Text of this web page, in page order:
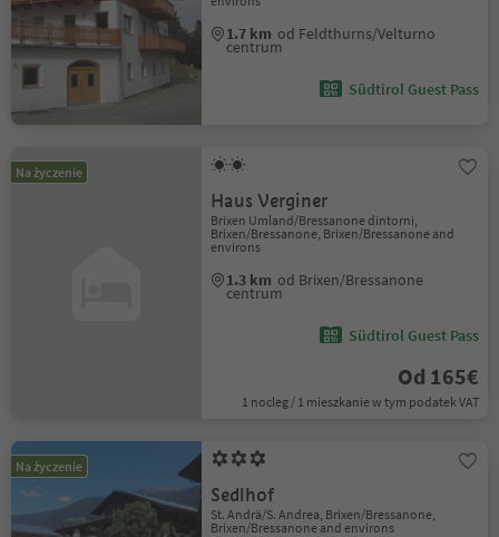
1.7 km od Feldthurns/Velturno
centrum
Südtirol Guest Pass
Na życzenie
Haus Verginer
Brixen Umland/Bressanone dintorni,
Brixen/Bressanone, Brixen/Bressanone and
environs
1.3 km od Brixen/Bressanone
centrum
Südtirol Guest Pass
Od 165€
1 nocleg / 1 mieszkanie w tym podatek VAT
Na życzenie
Sedlhof
St. Andrä/S. Andrea, Brixen/Bressanone,
Brixen/Bressanone and environs